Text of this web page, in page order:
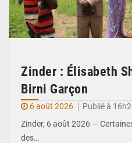
Zinder : Élisabeth
Birni Garçon
6 août 2026
Publié à
Zinder, 6 août 2026 —
des…